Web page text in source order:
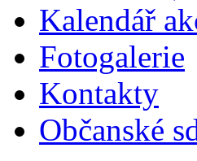
Kalendář
Fotogalerie
Kontakty
Občanské